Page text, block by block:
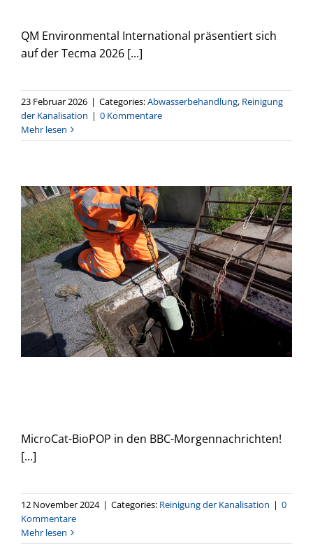
QM Environmental International präsentiert sich
auf der Tecma 2026 [...]
23 Februar 2026 | Categories:Abwasserbehandlung, Reinigung
der Kanalisation | 0 Kommentare
Mehr lesen
MicroCat-BioPOP in den BBC-Morgennachrichten!
[...]
12 November 2024 | Categories: Reinigung der Kanalisation | 0
Kommentare
Mehr lesen